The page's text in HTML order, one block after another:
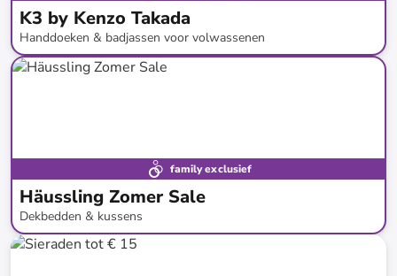
K3 by Kenzo Takada
Handdoeken & badjassen voor volwassenen
tot-72%*
family exclusief
Häussling Zomer Sale
Dekbedden & kussens
tot-71%*